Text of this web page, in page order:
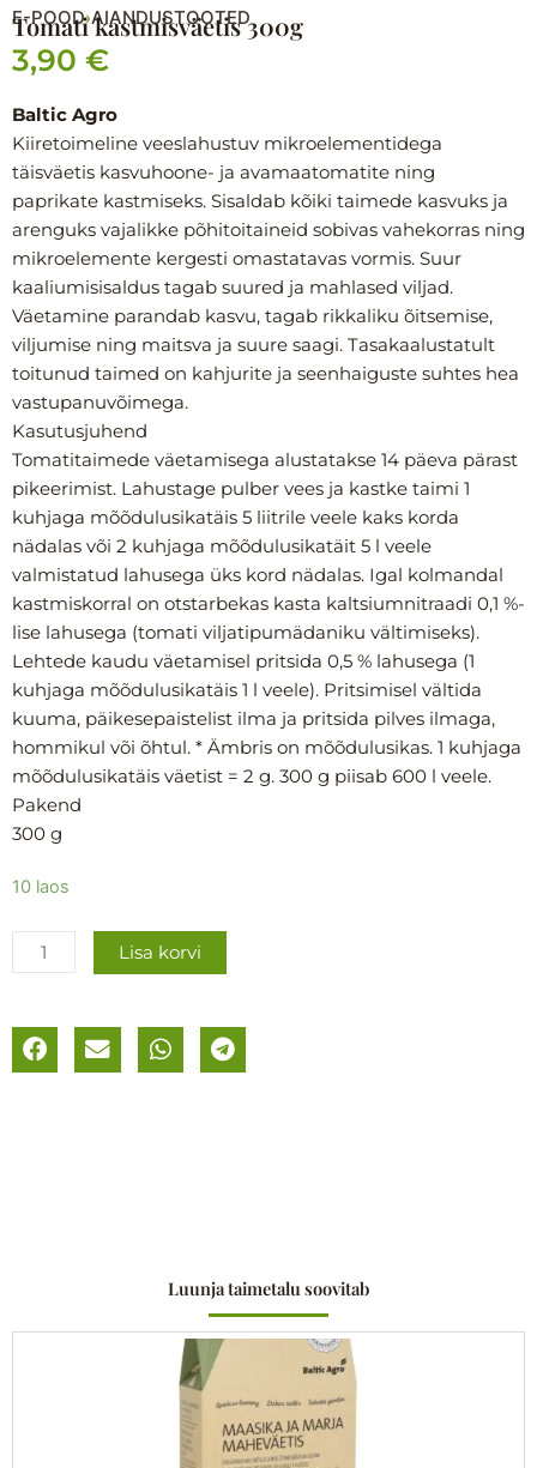
E-POOD›AIANDUSTOOTED
Tomati kastmisväetis 300g
3,90 €
Baltic Agro
Kiiretoimeline veeslahustuv mikroelementidega
täisväetis kasvuhoone- ja avamaatomatite ning
paprikate kastmiseks. Sisaldab kõiki taimede kasvuks ja
arenguks vajalikke põhitoitaineid sobivas vahekorras ning
mikroelemente kergesti omastatavas vormis. Suur
kaaliumisisaldus tagab suured ja mahlased viljad.
Väetamine parandab kasvu, tagab rikkaliku õitsemise,
viljumise ning maitsva ja suure saagi. Tasakaalustatult
toitunud taimed on kahjurite ja seenhaiguste suhtes hea
vastupanuvõimega.
Kasutusjuhend
Tomatitaimede väetamisega alustatakse 14 päeva pärast
pikeerimist. Lahustage pulber vees ja kastke taimi 1
kuhjaga mõõdulusikatäis 5 liitrile veele kaks korda
nädalas või 2 kuhjaga mõõdulusikatäit 5 l veele
valmistatud lahusega üks kord nädalas. Igal kolmandal
kastmiskorral on otstarbekas kasta kaltsiumnitraadi 0,1 %-
lise lahusega (tomati viljatipumädaniku vältimiseks).
Lehtede kaudu väetamisel pritsida 0,5 % lahusega (1
kuhjaga mõõdulusikatäis 1 l veele). Pritsimisel vältida
kuuma, päikesepaistelist ilma ja pritsida pilves ilmaga,
hommikul või õhtul. * Ämbris on mõõdulusikas. 1 kuhjaga
mõõdulusikatäis väetist = 2 g. 300 g piisab 600 l veele.
Pakend
300 g
10 laos
Tomati
300g
kogus
Lisa korvi
Luunja taimetalu soovitab